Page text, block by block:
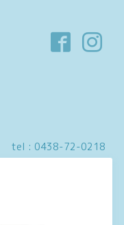
tel : 0438-72-0218